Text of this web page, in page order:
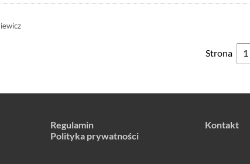
Strona
Regulamin
Polityka prywatności
Kontakt